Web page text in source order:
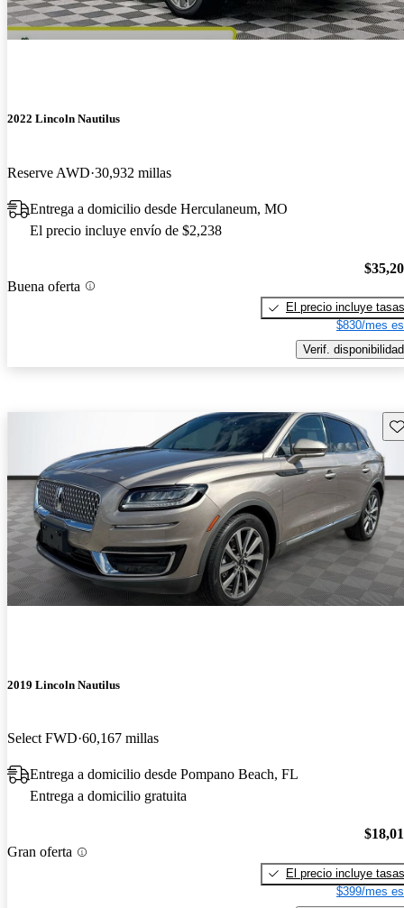
2022 Lincoln Nautilus
Reserve AWD 30,932 millas
Entrega a domicilio desde Herculaneum, MO
El precio incluye envío de $2,238
Buena oferta
El precio incluye tasas
$830/mes
Verif. disponibilidad
2019 Lincoln Nautilus
Select FWD 60,167 millas
Entrega a domicilio desde Pompano Beach, FL
Entrega a domicilio gratuita
Gran oferta
El precio incluye tasas
$399/mes